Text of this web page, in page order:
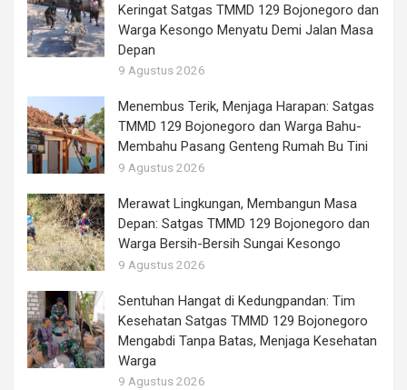
Keringat Satgas TMMD 129 Bojonegoro dan
Warga Kesongo Menyatu Demi Jalan Masa
Depan
9 Agustus 2026
Menembus Terik, Menjaga Harapan: Satgas
TMMD 129 Bojonegoro dan Warga Bahu-
Membahu Pasang Genteng Rumah Bu Tini
9 Agustus 2026
Merawat Lingkungan, Membangun Masa
Depan: Satgas TMMD 129 Bojonegoro dan
Warga Bersih-Bersih Sungai Kesongo
9 Agustus 2026
Sentuhan Hangat di Kedungpandan: Tim
Kesehatan Satgas TMMD 129 Bojonegoro
Mengabdi Tanpa Batas, Menjaga Kesehatan
Warga
9 Agustus 2026